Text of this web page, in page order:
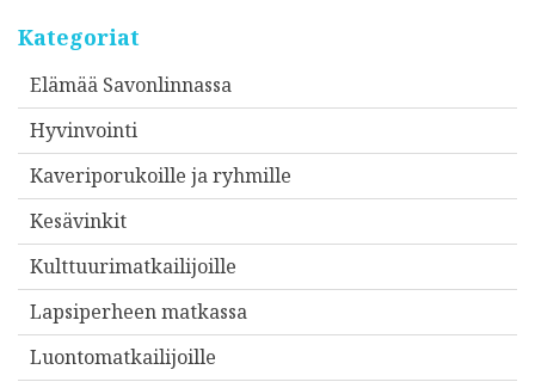
Kategoriat
Elämää Savonlinnassa
Hyvinvointi
Kaveriporukoille ja ryhmille
Kesävinkit
Kulttuurimatkailijoille
Lapsiperheen matkassa
Luontomatkailijoille